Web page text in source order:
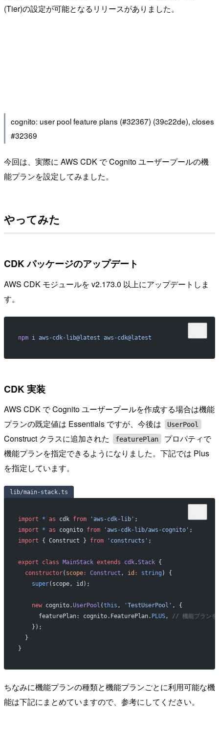
(Tier)の設定が可能となるリリースがありました。
cognito: user pool feature plans (#32367) (39c22de), closes
#32369
今回は、実際に AWS CDK で Cognito ユーザープールの機
能プランを設定してみました。
やってみた
CDK パッケージのアップデート
AWS CDK モジュールを v2.173.0 以上にアップデートしま
す。
npm i aws-cdk-lib@latest aws-cdk@latest
CDK 実装
AWS CDK で Cognito ユーザープールを作成する場合は機能
プランの既定値は Essentials ですが、今後は
UserPool
Construct クラスに追加された featurePlan
プロパティで
機能プランを指定できるようになりました。下記では Plus
を指定しています。
lib/main-stack.ts
import * as cdk from 'aws-cdk-lib' ;
import * as cognito from 'aws-cdk-lib/aws-cognito' ;
import { Construct } from 'constructs' ;
export class MainStack extends cdk.Stack {
  constructor
( scope: Construct , id : string ) {
    super
(scope, id);
    new
cognito.UserPool (this , 'TestUserPool' , {
      featurePlan: cognito.FeaturePlan.
PLUS, // 機能プランを
    });
  }
}
ちなみに機能プランの種類と機能プランごとに利用可能な機
能は下記にまとめていますので、参考にしてください。